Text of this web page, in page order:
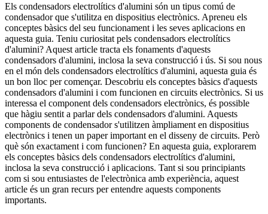
Els condensadors electrolítics d'alumini són un tipus comú de
condensador que s'utilitza en dispositius electrònics. Apreneu els
conceptes bàsics del seu funcionament i les seves aplicacions en
aquesta guia. Teniu curiositat pels condensadors electrolítics
d'alumini? Aquest article tracta els fonaments d'aquests
condensadors d'alumini, inclosa la seva construcció i ús. Si sou nous
en el món dels condensadors electrolítics d'alumini, aquesta guia és
un bon lloc per començar. Descobriu els conceptes bàsics d'aquests
condensadors d'alumini i com funcionen en circuits electrònics. Si us
interessa el component dels condensadors electrònics, és possible
que hàgiu sentit a parlar dels condensadors d'alumini. Aquests
components de condensador s'utilitzen àmpliament en dispositius
electrònics i tenen un paper important en el disseny de circuits. Però
què són exactament i com funcionen? En aquesta guia, explorarem
els conceptes bàsics dels condensadors electrolítics d'alumini,
inclosa la seva construcció i aplicacions. Tant si sou principiants
com si sou entusiastes de l'electrònica amb experiència, aquest
article és un gran recurs per entendre aquests components
importants.